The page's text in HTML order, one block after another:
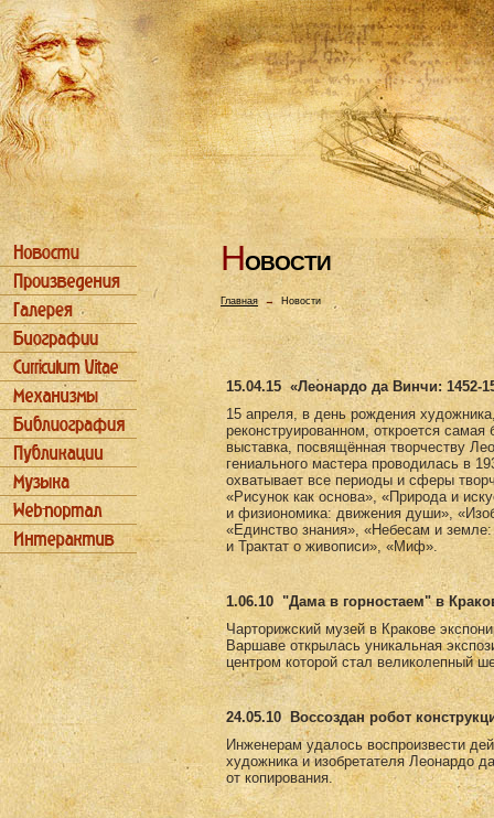
НОВОСТИ
Главная→ Новости
15.04.15 «Леонардо да Винчи: 1452-
15 апреля, в день рождения
реконструированном, откроется
выставка, посвящённая творчеству
гениального мастера проводилась в
охватывает все периоды и сферы
«Рисунок как основа», «Природа и
и физиономика: движения души»,
«Единство знания», «Небесам и
и Трактат о живописи», «Миф».
1.06.10 "Дама в горностаем" в
Чарторижский музей в Кракове
Варшаве открылась уникальная
центром которой стал великолепный
24.05.10
Воссоздан робот
Инженерам удалось воспроизвести
художника и изобретателя Леонардо
от копирования.